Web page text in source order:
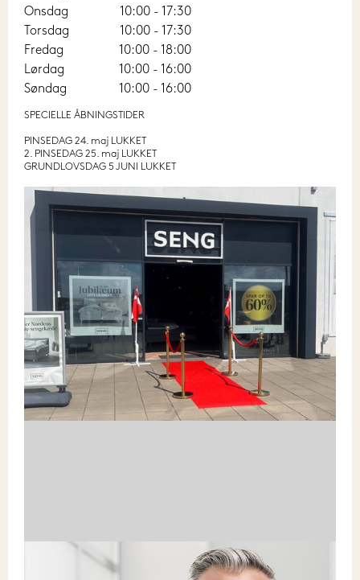
Onsdag
10:00 - 17:30
Torsdag
10:00 - 17:30
Fredag
10:00 - 18:00
Lørdag
10:00 - 16:00
Søndag
10:00 - 16:00
SPECIELLE ÅBNINGSTIDER
PINSEDAG 24. maj LUKKET
2. PINSEDAG 25. maj LUKKET
GRUNDLOVSDAG 5 JUNI LUKKET